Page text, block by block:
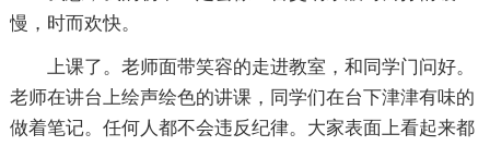
慢，时而欢快。
上课了。老师面带笑容的走进教室，和同学门问好。
老师在讲台上绘声绘色的讲课，同学们在台下津津有味的
做着笔记。任何人都不会违反纪律。大家表面上看起来都